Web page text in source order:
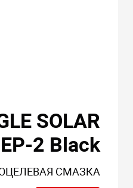
SOLAR
2 Black
СМАЗКА